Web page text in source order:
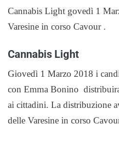
Cannabis Light govedì 1
Varesine in corso Cavour .
Cannabis Light
Giovedì 1 Marzo 2018 i
con Emma Bonino
ai cittadini. La distribuzione
delle Varesine in corso